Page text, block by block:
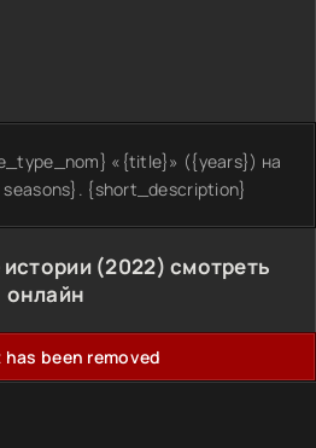
«{title}» ({years}) на
seasons}. {short_description}
(2022) смотреть
онлайн
been removed